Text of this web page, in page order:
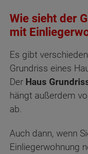
Wie sieht der
mit
Es gibt
Grundriss eines
Der Haus
hängt außerdem
ab.
Auch dann, wenn
Einliegerwohnung